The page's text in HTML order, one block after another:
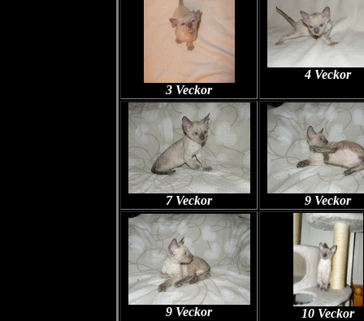
3 Veckor
4 Veckor
7 Veckor 9 Veckor
9 Veckor 10 Veckor